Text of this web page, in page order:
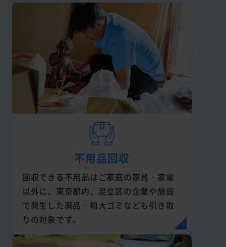
不用品回収
回収できる不用品はご家庭の家具・家電
以外に、東京都内、足立区の企業や施設
で発生した廃品・粗大ゴミなども引き取
りの対象です。